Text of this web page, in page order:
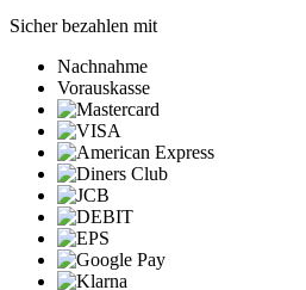
Sicher bezahlen mit
Nachnahme
Vorauskasse